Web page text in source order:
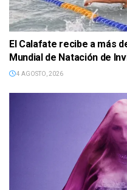
El Calafate recibe a más
Mundial de Natación de
4 AGOSTO, 2026